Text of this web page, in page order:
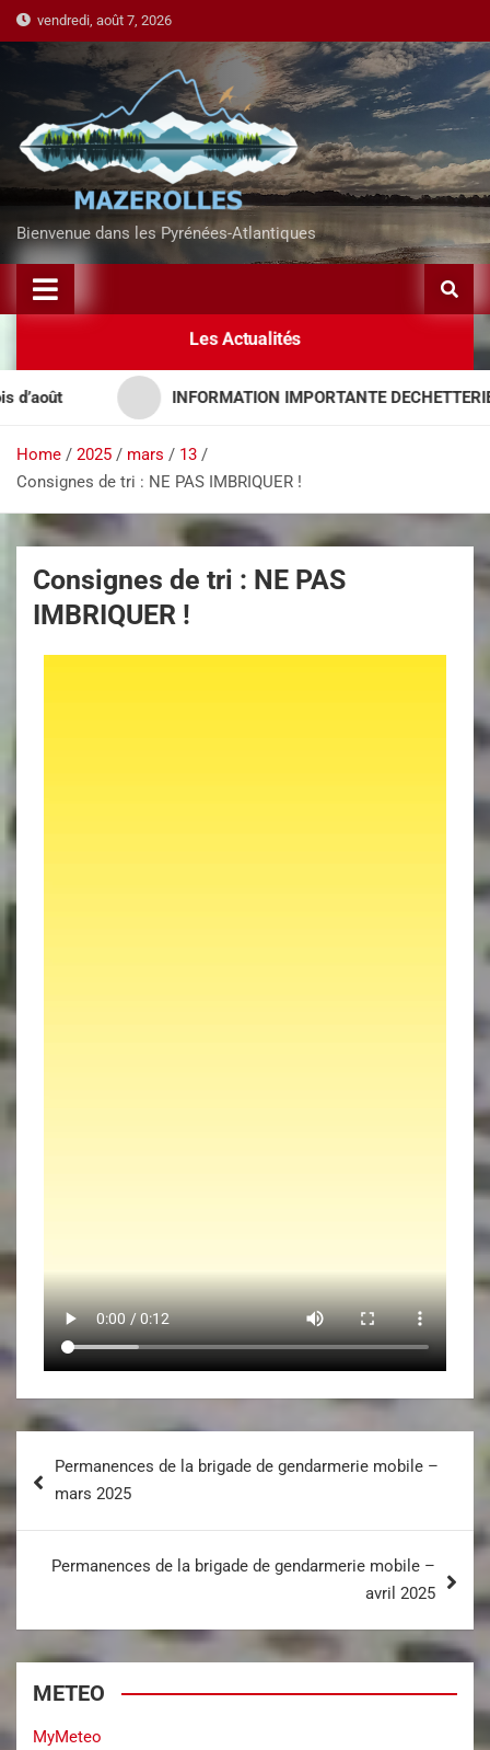
vendredi, août 7, 2026
Bienvenue dans les Pyrénées-Atlantiques
Les Actualités
INFORMATION IMPORTANTE DECHETTERIES
Home 2025 mars
13
Consignes de tri : NE PAS IMBRIQUER !
Consignes de tri : NE PAS
IMBRIQUER !
Permanences de la brigade de gendarmerie mobile –
mars 2025
Permanences de la brigade de gendarmerie mobile –
avril 2025
METEO
MyMeteo